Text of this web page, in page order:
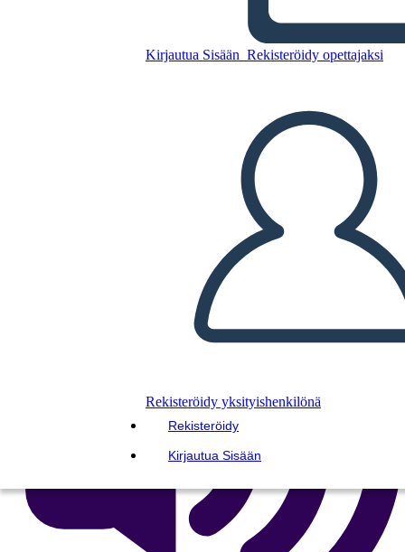
Kirjautua Sisään Rekisteröidy opettajaksi
Rekisteröidy yksityishenkilönä
Rekisteröidy
Kirjautua Sisään
Tuotekehitys 3
Kopioi tämä kuvakäsikirjoitus
LUO KUVAKÄSIKIRJOITUS
TOISTA DIAESITYS
LUE MINULLE